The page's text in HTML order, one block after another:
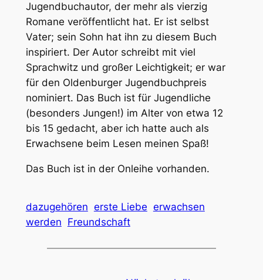
Jugendbuchautor, der mehr als vierzig
Romane veröffentlicht hat. Er ist selbst
Vater; sein Sohn hat ihn zu diesem Buch
inspiriert. Der Autor schreibt mit viel
Sprachwitz und großer Leichtigkeit; er war
für den Oldenburger Jugendbuchpreis
nominiert. Das Buch ist für Jugendliche
(besonders Jungen!) im Alter von etwa 12
bis 15 gedacht, aber ich hatte auch als
Erwachsene beim Lesen meinen Spaß!
Das Buch ist in der Onleihe vorhanden.
dazugehören erste Liebe erwachsen
werden Freundschaft